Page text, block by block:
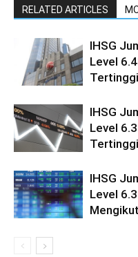
RELATED ARTICLES
IHSG
Level
IHSG
Level
IHSG
Level